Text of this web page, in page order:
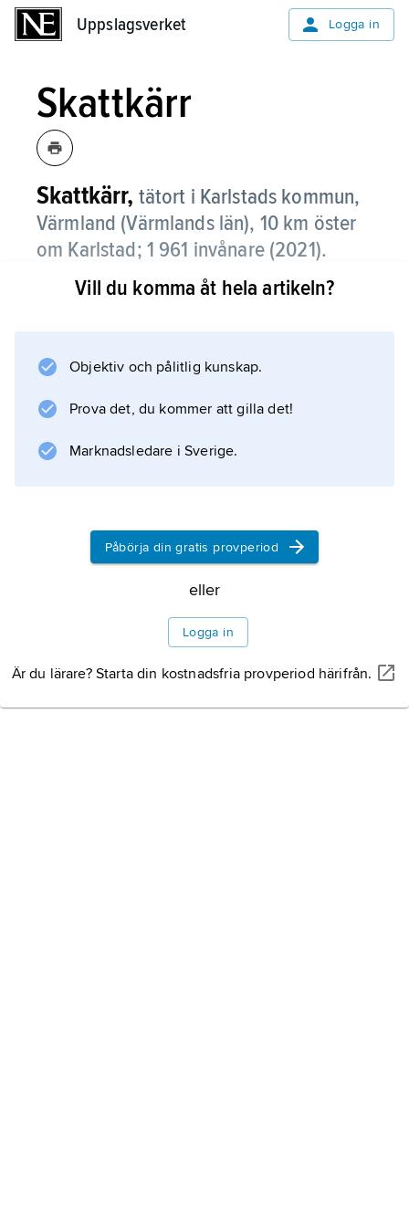
Uppslagsverket Logga in
Skattkärr
Skattkärr, tätort i Karlstads kommun,
Värmland (Värmlands län), 10 km öster
om Karlstad; 1 961 invånare (2021).
I Skattkärr, som ligger vid Skattkärrsviken i
Information om artikeln
Vill du komma åt hela artikeln?
Objektiv och pålitlig kunskap.
Prova det, du kommer att gilla det!
Marknadsledare i Sverige.
Påbörja din gratis provperiod
eller
Logga in
Är du lärare? Starta din kostnadsfria provperiod härifrån.